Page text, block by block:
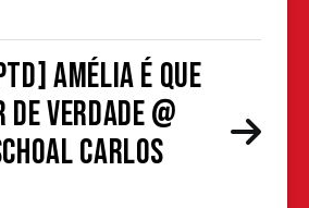
Amélia é que
verdade @
Carlos